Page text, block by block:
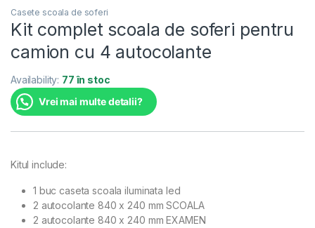
Casete scoala de soferi
Kit complet scoala de soferi pentru
camion cu 4 autocolante
Availability: 77 în stoc
Vrei mai multe detalii?
Kitul include:
1 buc caseta scoala iluminata led
2 autocolante 840 x 240 mm SCOALA
2 autocolante 840 x 240 mm EXAMEN